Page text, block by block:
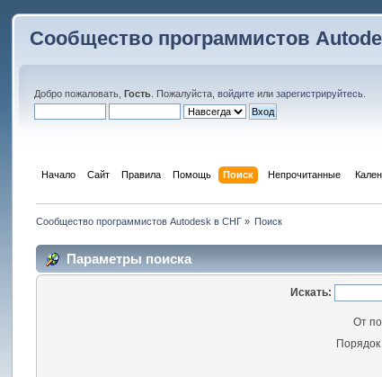
Сообщество программистов
Добро пожаловать,Гость . Пожалуйста,войдите илизарегистрируйтесь
Начало Сайт Правила Помощь Поиск Непрочитанные
Сообщество программистов Autodesk в СНГ» Поиск
Параметры поиска
Искать:
От
Порядок